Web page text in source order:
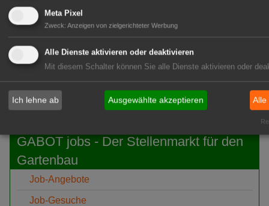
11:02
ALDI SÜD und Vitarom: Bio-Tomaten
aus NRW
10:09
Kaniber: Würdigt Zukunftskraft des
Gartenbaus
GABOT-Newsletter hier kostenfrei abonnieren!
GABOT jobs - Der Stellenmarkt für den
Gartenbau
Job-Angebote
Job-Gesuche
Meta Pixel
Zweck: Anzeigen von zielgerichteter Werbung
Alle Dienste aktivieren oder deaktivieren
Mit diesem Schalter können Sie alle Dienste aktivieren oder
Ich lehne ab Ausgewählte akzeptieren Alle